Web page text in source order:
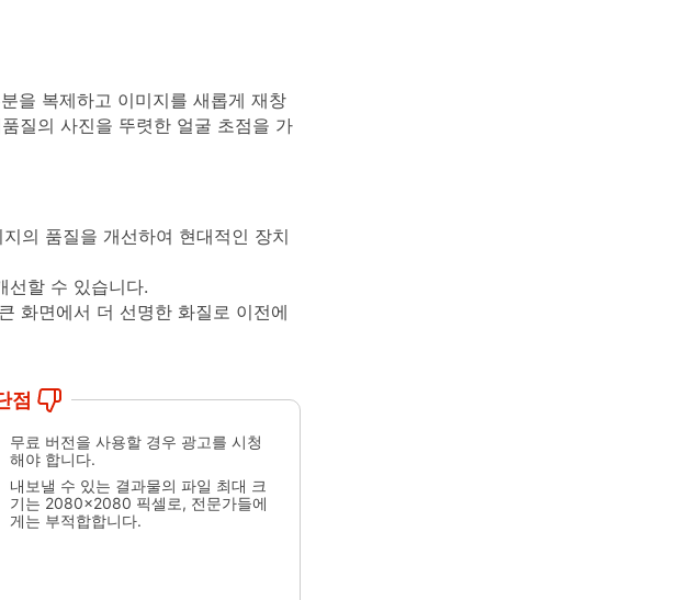
을 복제하고 이미지를 새롭게 재창
질의 사진을 뚜렷한 얼굴 초점을 가
의 품질을 개선하여 현대적인 장치
선할 수 있습니다.
화면에서 더 선명한 화질로 이전에
점
무료 버전을 사용할 경우 광고를 시청
해야 합니다.
내보낼 수 있는 결과물의 파일 최대 크
기는 2080x2080 픽셀로, 전문가들에
게는 부적합합니다.